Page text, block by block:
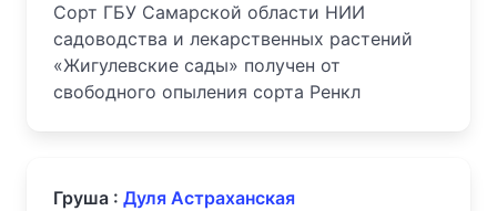
Сорт ГБУ Самарской области НИИ
садоводства и лекарственных растений
«Жигулевские сады» получен от
свободного опыления сорта Ренкл
Груша : Дуля Астраханская